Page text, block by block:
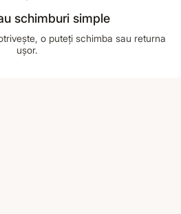
schimburi simple
o puteți schimba sau returna
ușor.